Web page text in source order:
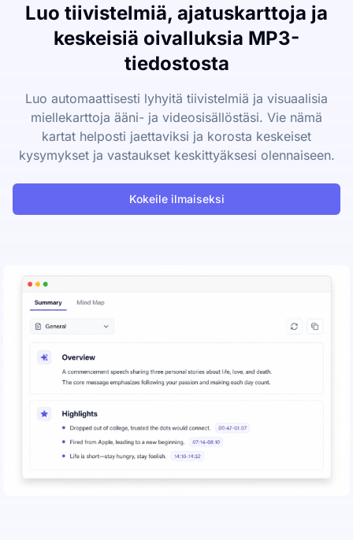
Luo tiivistelmiä, ajatuskarttoja ja
keskeisiä oivalluksia MP3-
tiedostosta
Luo automaattisesti lyhyitä tiivistelmiä ja visuaalisia
miellekarttoja ääni- ja videosisällöstäsi. Vie nämä
kartat helposti jaettaviksi ja korosta keskeiset
kysymykset ja vastaukset keskittyäksesi olennaiseen.
Kokeile ilmaiseksi